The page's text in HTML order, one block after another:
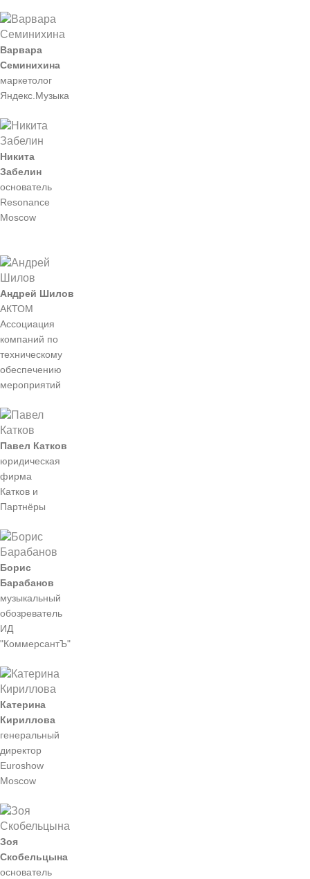
Варвара
Семинихина
маркетолог
Яндекс.Музыка
Никита
Забелин
основатель
Resonance
Moscow
Андрей Шилов
АКТОМ
Ассоциация
компаний по
техническому
обеспечению
мероприятий
Павел Катков
юридическая
фирма
Катков и
Партнёры
Борис
Барабанов
музыкальный
обозреватель
ИД
"КоммерсантЪ"
Катерина
Кириллова
генеральный
директор
Euroshow
Moscow
Зоя
Скобельцына
основатель